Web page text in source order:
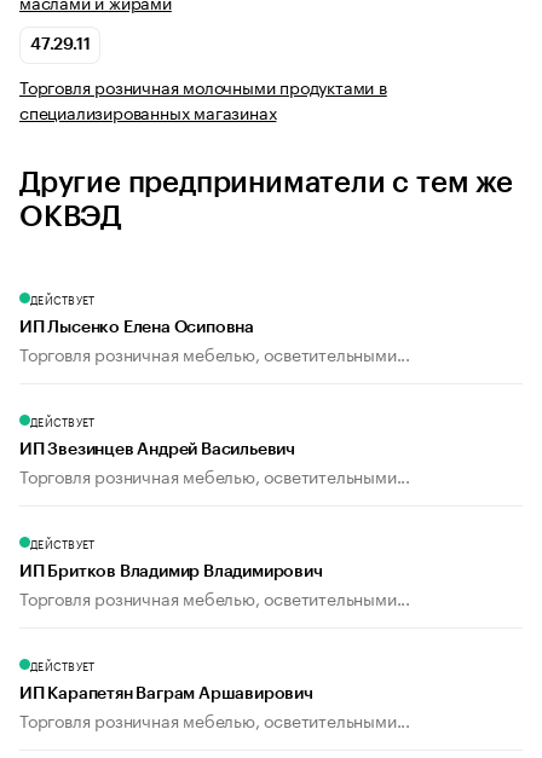
47.29.11
Торговля розничная молочными продуктами в
специализированных магазинах
Другие предприниматели с тем же
ОКВЭД
ДЕЙСТВУЕТ
ИП Лысенко Елена Осиповна
Торговля розничная мебелью, осветительными...
ДЕЙСТВУЕТ
ИП Звезинцев Андрей Васильевич
Торговля розничная мебелью, осветительными...
ДЕЙСТВУЕТ
ИП Бритков Владимир Владимирович
Торговля розничная мебелью, осветительными...
ДЕЙСТВУЕТ
ИП Карапетян Ваграм Аршавирович
Торговля розничная мебелью, осветительными...